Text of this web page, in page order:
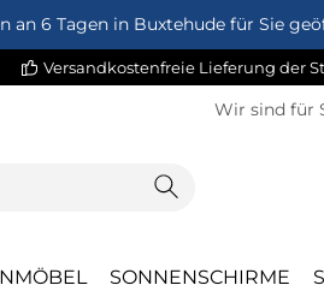
an 6 Tagen in Buxtehude für Sie
Versandkostenfreie Lieferung der
Wir sind für
SONNENSCHIRME